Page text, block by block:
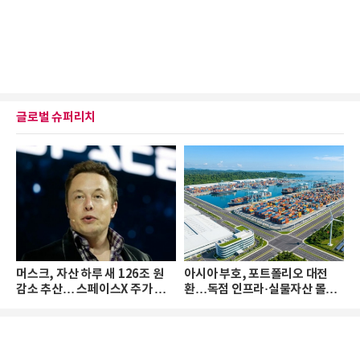
글로벌 슈퍼리치
머스크, 자산 하루 새 126조 원
감소 추산… 스페이스X 주가 하
아시아 부호, 포트폴리오 대전
환…독점 인프라·실물자산 몰린